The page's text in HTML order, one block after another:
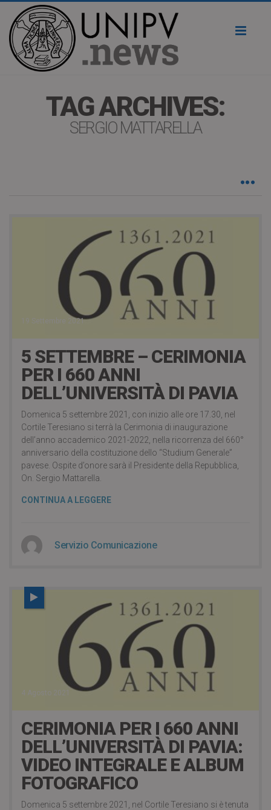
TAG ARCHIVES:
SERGIO MATTARELLA
19 Settembre 2021
5 SETTEMBRE – CERIMONIA
PER I 660 ANNI
DELL’UNIVERSITÀ DI PAVIA
Domenica 5 settembre 2021, con inizio alle ore 17.30, nel
Cortile Teresiano si terrà la Cerimonia di inaugurazione
dell’anno accademico 2021-2022, nella ricorrenza del 660°
anniversario della costituzione dello “Studium Generale”
pavese. Ospite d’onore sarà il Presidente della Repubblica,
On. Sergio Mattarella.
CONTINUA A LEGGERE
Servizio Comunicazione
4 Agosto 2021
CERIMONIA PER I 660 ANNI
DELL’UNIVERSITÀ DI PAVIA:
VIDEO INTEGRALE E ALBUM
FOTOGRAFICO
Domenica 5 settembre 2021, nel Cortile Teresiano si è tenuta